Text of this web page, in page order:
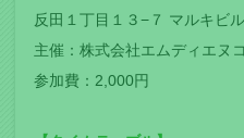
反田１丁目１３−７ マルキビル
主催：株式会社エムディエヌ
参加費：2,000円